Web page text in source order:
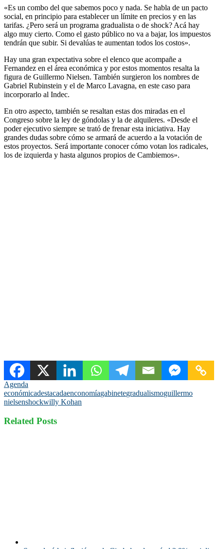
«Es un combo del que sabemos poco y nada. Se habla de un pacto
social, en principio para establecer un límite en precios y en las
tarifas. ¿Pero será un programa gradualista o de shock? Acá hay
algo muy cierto. Como el gasto público no va a bajar, los impuestos
tendrán que subir. Si devalúas te aumentan todos los costos».
Hay una gran expectativa sobre el elenco que acompañe a
Fernandez en el área económica y por estos momentos resalta la
figura de Guillermo Nielsen. También surgieron los nombres de
Gabriel Rubinstein y el de Marco Lavagna, en este caso para
incorporarlo al Indec.
En otro aspecto, también se resaltan estas dos miradas en el
Congreso sobre la ley de góndolas y la de alquileres. «Desde el
poder ejecutivo siempre se trató de frenar esta iniciativa. Hay
grandes dudas sobre cómo se armará de acuerdo a la votación de
estos proyectos. Será importante conocer cómo votan los radicales,
los de izquierda y hasta algunos propios de Cambiemos».
Agenda
económicadestacadaenconomíagabinetegradualismoguillermo
nielsenshockwilly Kohan
Related Posts